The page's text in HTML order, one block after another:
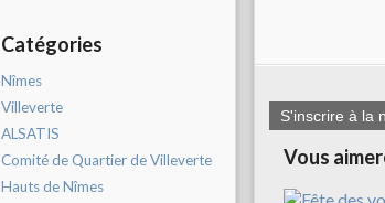
Catégories
Nîmes
Villeverte
ALSATIS
Comité de Quartier de Villeverte
Hauts de Nîmes
S'inscrire à la
Vous